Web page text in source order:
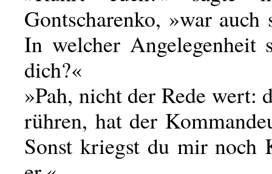
Gontscharenko, »war
In welcher Angelegenheit
dich?«
»Pah, nicht der Rede wert:
rühren, hat der
Sonst kriegst du mir noch